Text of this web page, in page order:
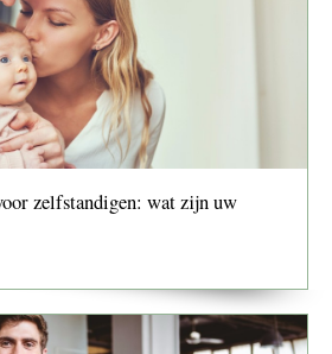
zelfstandigen: wat zijn uw